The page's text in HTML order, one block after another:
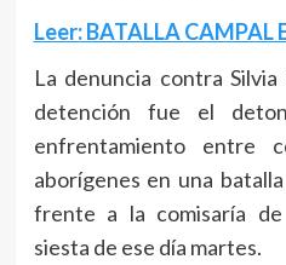
Leer: BATALLA CAMPAL
La denuncia contra
detención fue el
enfrentamiento entre
aborígenes en una
frente a la comisaría
siesta de ese día martes.